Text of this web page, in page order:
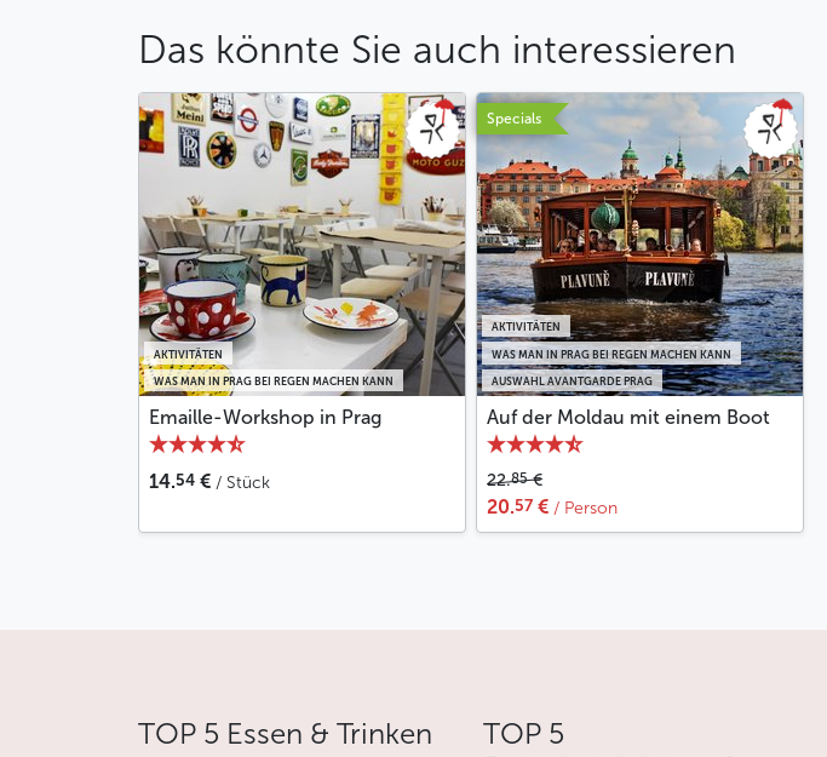
Das könnte Sie auch interessieren
WAS MAN IN PRAG BEI REGEN MACHEN KANN
AKTIVITÄTEN
Emaille-Workshop in Prag
14.54 € / Stück
Specials
AUSWAHL AVANTGARDE PRAG
WAS MAN IN PRAG BEI REGEN MACHEN KANN
AKTIVITÄTEN
Auf der Moldau mit einem Boot
22.85€
20.57 € / Person
TOP 5 Essen & Trinken
TOP 5